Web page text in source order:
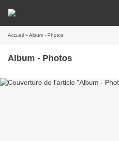
Accueil » Album - Photos
Album - Photos